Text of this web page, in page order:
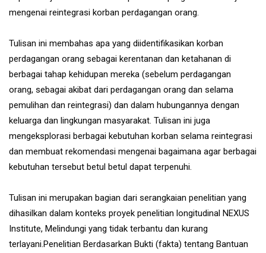
mengenai reintegrasi korban perdagangan orang.
Tulisan ini membahas apa yang diidentifikasikan korban
perdagangan orang sebagai kerentanan dan ketahanan di
berbagai tahap kehidupan mereka (sebelum perdagangan
orang, sebagai akibat dari perdagangan orang dan selama
pemulihan dan reintegrasi) dan dalam hubungannya dengan
keluarga dan lingkungan masyarakat. Tulisan ini juga
mengeksplorasi berbagai kebutuhan korban selama reintegrasi
dan membuat rekomendasi mengenai bagaimana agar berbagai
kebutuhan tersebut betul betul dapat terpenuhi.
Tulisan ini merupakan bagian dari serangkaian penelitian yang
dihasilkan dalam konteks proyek penelitian longitudinal NEXUS
Institute, Melindungi yang tidak terbantu dan kurang
terlayani.Penelitian Berdasarkan Bukti (fakta) tentang Bantuan